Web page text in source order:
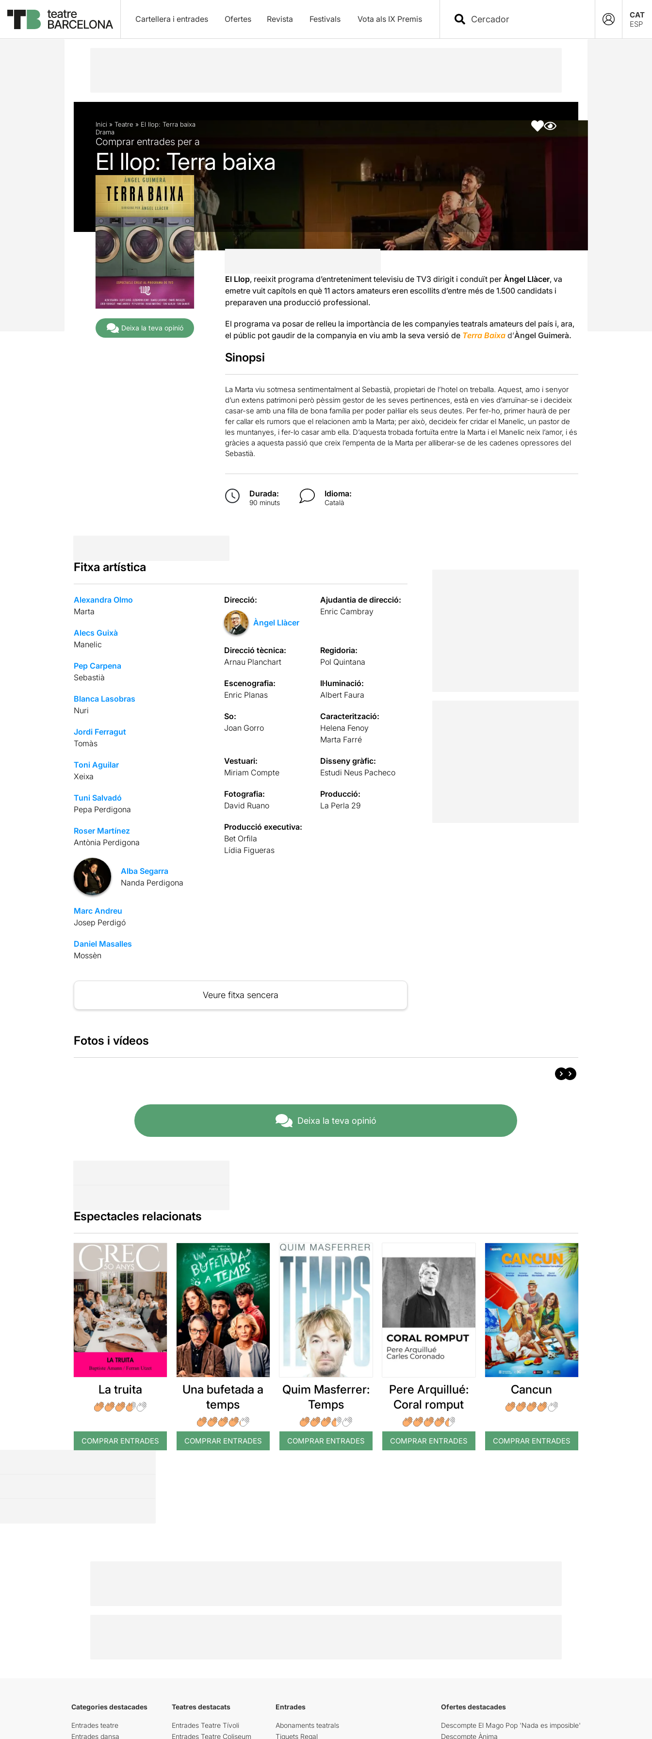
Cartellera i entrades Ofertes Revista Festivals Vota als IX Premis
CAT
ESP
Descripció Fitxa artística Fotos i vídeos
Inici » Teatre » El llop: Terra baixa
Drama
Comprar entrades per a
El llop: Terra baixa
Deixa la teva opinió
El Llop, reeixit programa d’entreteniment televisiu de TV3 dirigit i conduït per Àngel Llàcer, va
emetre vuit capítols en què 11 actors amateurs eren escollits d’entre més de 1.500 candidats i
preparaven una producció professional.
El programa va posar de relleu la importància de les companyies teatrals amateurs del país i, ara,
el públic pot gaudir de la companyia en viu amb la seva versió deTerra Baixa d’Àngel Guimerà.
Sinopsi
La Marta viu sotmesa sentimentalment al Sebastià, propietari de l’hotel on treballa. Aquest, amo i senyor
d’un extens patrimoni però pèssim gestor de les seves pertinences, està en vies d’arruïnar-se i decideix
casar-se amb una filla de bona família per poder pal·liar els seus deutes. Per fer-ho, primer haurà de per
fer callar els rumors que el relacionen amb la Marta; per això, decideix fer cridar el Manelic, un pastor de
les muntanyes, i fer-lo casar amb ella. D’aquesta trobada fortuïta entre la Marta i el Manelic neix l’amor, i és
gràcies a aquesta passió que creix l’empenta de la Marta per alliberar-se de les cadenes opressores del
Sebastià.
Durada:
90 minuts
Idioma:
Català
Fitxa artística
Alexandra Olmo
Marta
Alecs Guixà
Manelic
Pep Carpena
Sebastià
Blanca Lasobras
Nuri
Jordi Ferragut
Tomàs
Toni Aguilar
Xeixa
Tuni Salvadó
Pepa Perdigona
Roser Martínez
Antònia Perdigona
Alba Segarra
Nanda Perdigona
Marc Andreu
Josep Perdigó
Daniel Masalles
Mossèn
Direcció:
Àngel Llàcer
Ajudantia de direcció:
Enric Cambray
Direcció tècnica:
Arnau Planchart
Regidoria:
Pol Quintana
Escenografia:
Enric Planas
Il·luminació:
Albert Faura
So:
Joan Gorro
Caracterització:
Helena Fenoy
Marta Farré
Vestuari:
Miriam Compte
Disseny gràfic:
Estudi Neus Pacheco
Fotografia:
David Ruano
Producció:
La Perla 29
Producció executiva:
Bet Orfila
Lídia Figueras
Veure fitxa sencera
Fotos i vídeos
Deixa la teva opinió
Espectacles relacionats
La truita
COMPRAR ENTRADES
Una bufetada a
temps
COMPRAR ENTRADES
Quim Masferrer:
Temps
COMPRAR ENTRADES
Pere Arquillué:
Coral romput
COMPRAR ENTRADES
Cancun
COMPRAR ENTRADES
Categories destacades
Entrades teatre
Entrades dansa
Teatres destacats
Entrades Teatre Tívoli
Entrades Teatre Coliseum
Entrades
Abonaments teatrals
Tiquets Regal
Ofertes destacades
Descompte El Mago Pop 'Nada es imposible'
Descompte Ànima